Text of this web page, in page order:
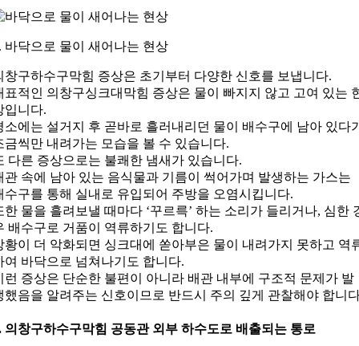
바닥으로 물이 새어나는 현상
창구하수구막힘 증상은 초기부터 다양한 신호를 보냅니다.
표적인 의창구싱크대막힘 증상은 물이 빠지지 않고 고여 있는
입니다.
소에는 설거지 후 곧바로 흘러내리던 물이 배수구에 남아 있다
금씩만 내려가는 모습을 볼 수 있습니다.
다른 증상으로는 불쾌한 냄새가 있습니다.
관 속에 남아 있는 음식물과 기름이 썩어가며 발생하는 가스는
수구를 통해 실내로 유입되어 주방을 오염시킵니다.
한 물을 흘려보낼 때마다 ‘꾸르륵’ 하는 소리가 들리거나, 심한
배수구로 거품이 역류하기도 합니다.
황이 더 악화되면 싱크대에 쏟아부은 물이 내려가지 못하고 역
여 바닥으로 넘쳐나기도 합니다.
런 증상은 단순한 불편이 아니라 배관 내부에 구조적 문제가 발
했음을 알려주는 신호이므로 반드시 주의 깊게 관찰해야 합니
의창구하수구막힘 공동관 외부 하수도로 배출되는 통로